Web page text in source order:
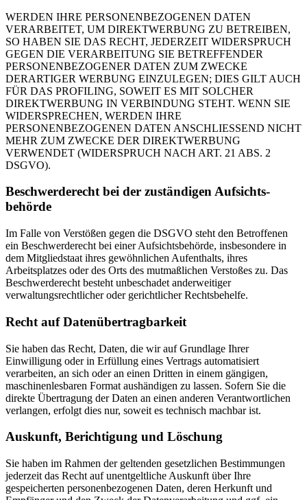
WERDEN IHRE PERSONENBEZOGENEN DATEN
VERARBEITET, UM DIREKTWERBUNG ZU BETREIBEN,
SO HABEN SIE DAS RECHT, JEDERZEIT WIDERSPRUCH
GEGEN DIE VERARBEITUNG SIE BETREFFENDER
PERSONENBEZOGENER DATEN ZUM ZWECKE
DERARTIGER WERBUNG EINZULEGEN; DIES GILT AUCH
FÜR DAS PROFILING, SOWEIT ES MIT SOLCHER
DIREKTWERBUNG IN VERBINDUNG STEHT. WENN SIE
WIDERSPRECHEN, WERDEN IHRE
PERSONENBEZOGENEN DATEN ANSCHLIESSEND NICHT
MEHR ZUM ZWECKE DER DIREKTWERBUNG
VERWENDET (WIDERSPRUCH NACH ART. 21 ABS. 2
DSGVO).
Beschwerde­recht bei der zuständigen Aufsichts­
behörde
Im Falle von Verstößen gegen die DSGVO steht den Betroffenen
ein Beschwerderecht bei einer Aufsichtsbehörde, insbesondere in
dem Mitgliedstaat ihres gewöhnlichen Aufenthalts, ihres
Arbeitsplatzes oder des Orts des mutmaßlichen Verstoßes zu. Das
Beschwerderecht besteht unbeschadet anderweitiger
verwaltungsrechtlicher oder gerichtlicher Rechtsbehelfe.
Recht auf Daten­übertrag­barkeit
Sie haben das Recht, Daten, die wir auf Grundlage Ihrer
Einwilligung oder in Erfüllung eines Vertrags automatisiert
verarbeiten, an sich oder an einen Dritten in einem gängigen,
maschinenlesbaren Format aushändigen zu lassen. Sofern Sie die
direkte Übertragung der Daten an einen anderen Verantwortlichen
verlangen, erfolgt dies nur, soweit es technisch machbar ist.
Auskunft, Berichtigung und Löschung
Sie haben im Rahmen der geltenden gesetzlichen Bestimmungen
jederzeit das Recht auf unentgeltliche Auskunft über Ihre
gespeicherten personenbezogenen Daten, deren Herkunft und